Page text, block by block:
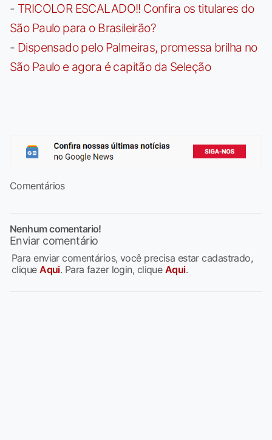
- TRICOLOR ESCALADO!! Confira os titulares do
São Paulo para o Brasileirão?
- Dispensado pelo Palmeiras, promessa brilha no
São Paulo e agora é capitão da Seleção
Comentários
Nenhum comentario!
Enviar comentário
Para enviar comentários, você precisa estar cadastrado,
cliqueAqui. Para fazer login, clique Aqui.